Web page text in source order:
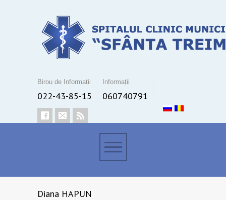
Birou de Informatii
022-43-85-15
Informații
060740791
Diana HAPUN